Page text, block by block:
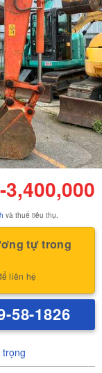
-3,400,000
và thuế tiêu thụ.
tự trong
liên hệ
58-1826